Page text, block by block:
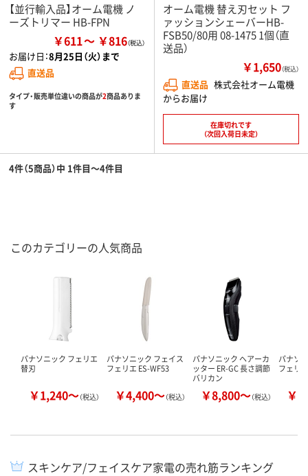
【並行輸入品】オーム電機 ノ
ーズトリマー HB-FPN
￥611 ￥816
お届け日：8月25日（火）まで
直送品
タイプ・販売単位違いの商品が2商品ありま
す
オーム電機 替え刃セット フ
ァッションシェーバーHB-
FSB50/80用 08-1475 1個（直
送品）
￥1,650（税込）
直送品 株式会社オーム電機
からお届け
在庫切れです
（次回入荷日未定）
4件（5商品）中 1件目～4件目
このカテゴリーの人気商品
パナソニック フェリエ
替刃
￥1,240～（税込）
パナソニック フェイス
フェリエ ES-WF53
￥4,400～（税込）
パナソニック ヘアーカ
ッター ER-GC 長さ調節
バリカン
￥8,800～（税込）
パナソ
フェリ
￥
スキンケア/フェイスケア家電の売れ筋ランキング